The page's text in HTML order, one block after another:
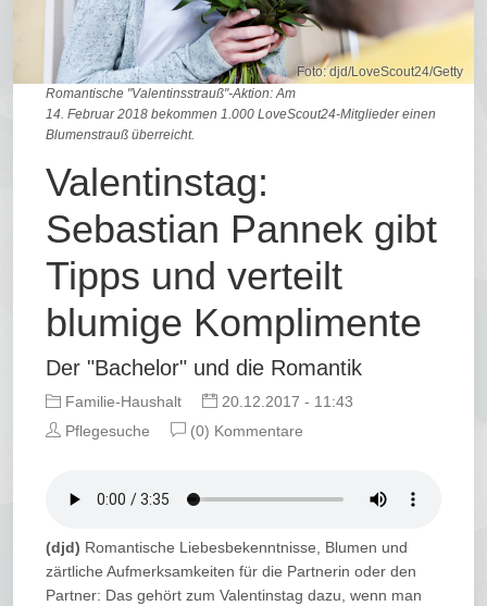
Foto: djd/LoveScout24/Getty
Romantische "Valentinsstrauß"-Aktion: Am
14. Februar 2018 bekommen 1.000 LoveScout24-Mitglieder einen
Blumenstrauß überreicht.
Valentinstag:
Sebastian Pannek gibt
Tipps und verteilt
blumige Komplimente
Der "Bachelor" und die Romantik
Familie-Haushalt
20.12.2017 - 11:43
Pflegesuche
(0) Kommentare
(djd) Romantische Liebesbekenntnisse, Blumen und
zärtliche Aufmerksamkeiten für die Partnerin oder den
Partner: Das gehört zum Valentinstag dazu, wenn man